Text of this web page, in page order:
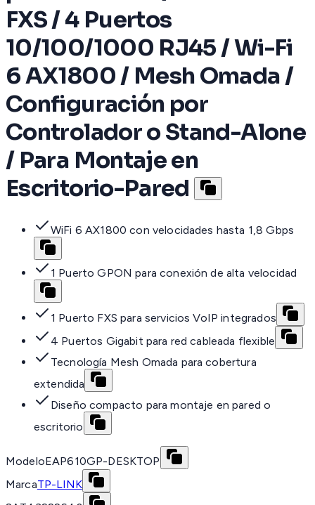
FXS / 4 Puertos
10/100/1000 RJ45 / Wi-Fi
6 AX1800 / Mesh Omada /
Configuración por
Controlador o Stand-Alone
/ Para Montaje en
Escritorio-Pared
WiFi 6 AX1800 con velocidades hasta 1,8 Gbps
1 Puerto GPON para conexión de alta velocidad
1 Puerto FXS para servicios VoIP integrados
4 Puertos Gigabit para red cableada flexible
Tecnología Mesh Omada para cobertura
extendida
Diseño compacto para montaje en pared o
escritorio
ModeloEAP610GP-DESKTOP
MarcaTP-LINK